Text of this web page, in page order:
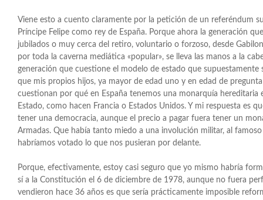
Viene esto a cuento claramente por la petición de un referéndum
Príncipe Felipe como rey de España. Porque ahora la generación
jubilados o muy cerca del retiro, voluntario o forzoso, desde
por toda la caverna mediática «popular», se lleva las manos a la
generación que cuestione el modelo de estado que supuestamente
que mis propios hijos, ya mayor de edad uno y en edad de
cuestionan por qué en España tenemos una monarquía hereditaria
Estado, como hacen Francia o Estados Unidos. Y mi respuesta es
tener una democracia, aunque el precio a pagar fuera tener un
Armadas. Que había tanto miedo a una involución militar, al
habríamos votado lo que nos pusieran por delante.
Porque, efectivamente, estoy casi seguro que yo mismo habría
sí a la Constitución el 6 de diciembre de 1978, aunque no fuera
vendieron hace 36 años es que sería prácticamente imposible